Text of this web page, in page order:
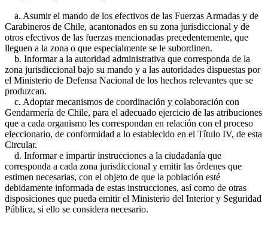
a. Asumir el mando de los efectivos de las Fuerzas Armadas y de
Carabineros de Chile, acantonados en su zona jurisdiccional y de
otros efectivos de las fuerzas mencionadas precedentemente, que
lleguen a la zona o que especialmente se le subordinen.
b. Informar a la autoridad administrativa que corresponda de la
zona jurisdiccional bajo su mando y a las autoridades dispuestas por
el Ministerio de Defensa Nacional de los hechos relevantes que se
produzcan.
c. Adoptar mecanismos de coordinación y colaboración con
Gendarmería de Chile, para el adecuado ejercicio de las atribuciones
que a cada organismo les correspondan en relación con el proceso
eleccionario, de conformidad a lo establecido en el Título IV, de esta
Circular.
d. Informar e impartir instrucciones a la ciudadanía que
corresponda a cada zona jurisdiccional y emitir las órdenes que
estimen necesarias, con el objeto de que la población esté
debidamente informada de estas instrucciones, así como de otras
disposiciones que pueda emitir el Ministerio del Interior y Seguridad
Pública, si ello se considera necesario.